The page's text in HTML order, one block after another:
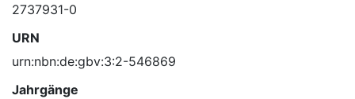
2737931-0
URN
urn:nbn:de:gbv:3:2-546869
Jahrgänge